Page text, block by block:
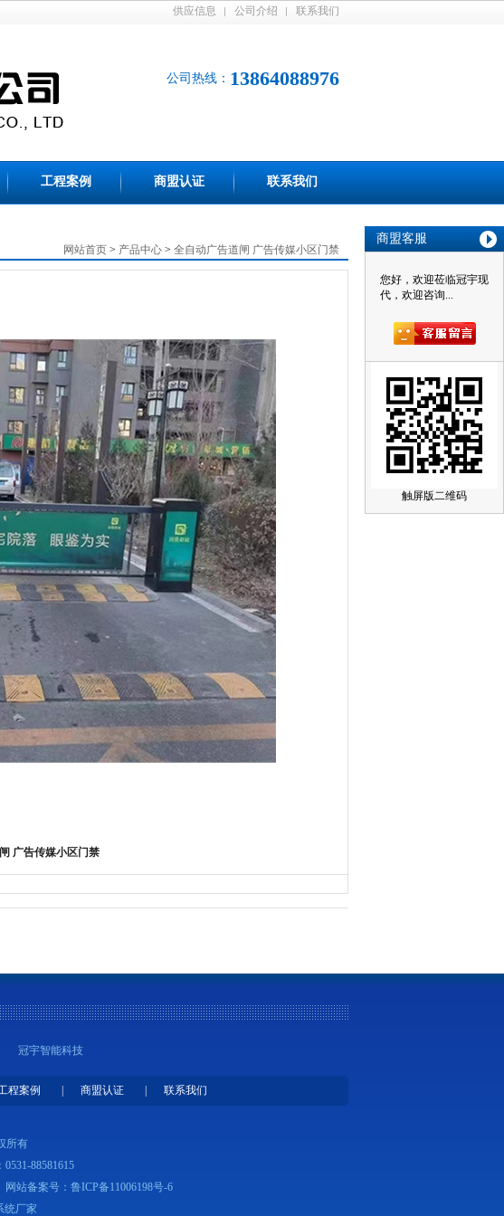
商盟客服
您好，欢迎莅临冠宇现
代，欢迎咨询...
触屏版二维码
供应信息 公司介绍 联系我们
公司热线： 13864088976
工程案例 商盟认证 联系我们
网站首页 > 产品中心 > 全自动广告道闸 广告传媒小区门禁
广告传媒小区门禁
冠宇智能科技
程案例 商盟认证 联系我们
所有
0531-88581615
网站备案号： 鲁ICP备11006198号-6
统厂家